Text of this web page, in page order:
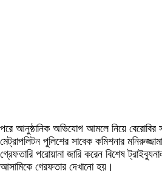
পরে আনুষ্ঠানিক অভিযোগ আমলে নিয়ে বেরোবির
মেট্রাপলিটন পুলিশের সাবেক কমিশনার
গ্রেফতারি পরোয়ানা জারি করেন বিশেষ
আসামিকে গ্রেফতার দেখানো হয়।